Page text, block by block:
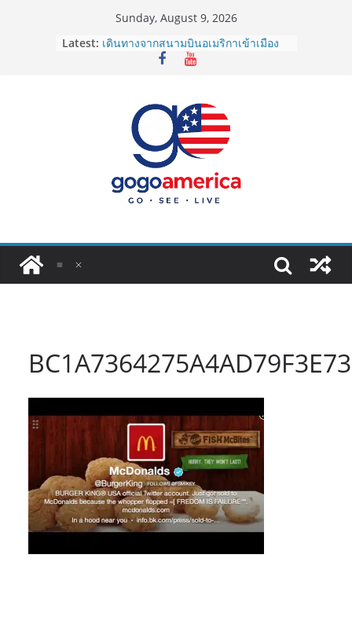
Sunday, August 9, 2026
Latest: เดินทางจากสนามบินอเมริกาเข้าเมือง
2026: LAX, JFK, SFO ไปยังไงดี?
ประเทศต้องรู้
ซิมการ์ดอเมริกา 2026: ใช้ยี่ห้อไหนดี
ที่สุด? เปรียบเทียบครบจบในบทความ
โอนเงินจากอเมริกากลับไทย ใช้วิธีไหน
ประหยัดและคุ้มที่สุดในปี 2026?
VPN สำหรับใช้ในอเมริกา 2026: ตัว